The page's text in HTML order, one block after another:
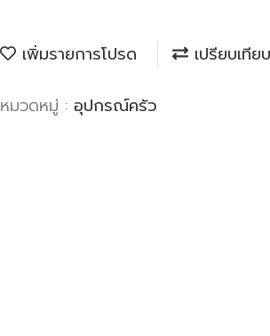
เพิ่มรายการโปรด เปรียบเทียบ
หมวดหมู่ : อุปกรณ์ครัว